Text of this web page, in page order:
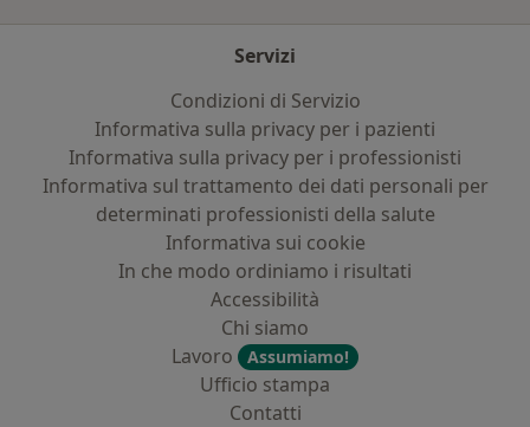
Servizi
Condizioni di Servizio
Informativa sulla privacy per i pazienti
Informativa sulla privacy per i professionisti
Informativa sul trattamento dei dati personali per
determinati professionisti della salute
Informativa sui cookie
In che modo ordiniamo i risultati
Accessibilità
Chi siamo
Lavoro
Assumiamo!
Ufficio stampa
Contatti